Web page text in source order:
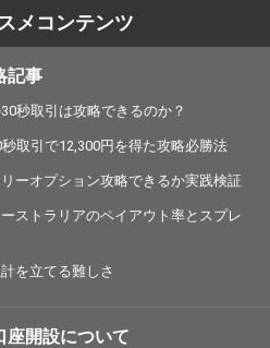
メコンテンツ
記事
秒取引は攻略できるのか？
取引で12,300円を得た攻略必勝法
ーオプション攻略できるか実践検証
ストラリアのペイアウト率とスプレ
を立てる難しさ
座開設について